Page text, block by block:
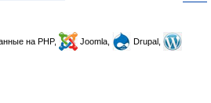
на PHP, Joomla,
Drupal,